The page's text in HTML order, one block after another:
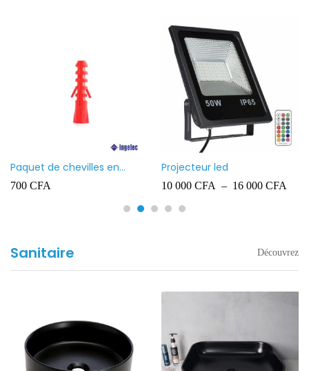
Paquet de chevilles en
plastique Ingelec – 8
700 CFA
Projecteur led
10 000 CFA – 16 000 CFA
Sanitaire Découvrez